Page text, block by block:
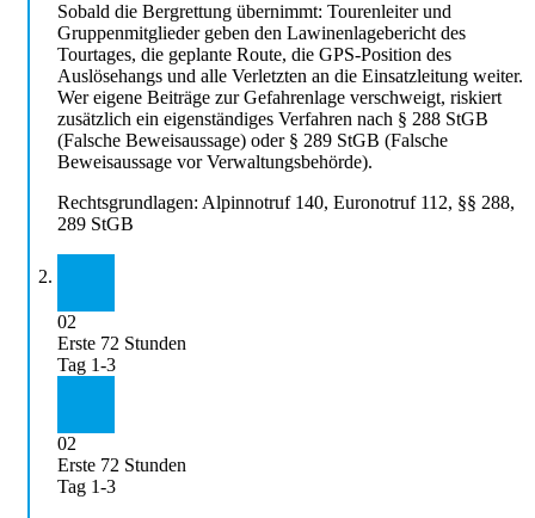
Sobald die Bergrettung übernimmt: Tourenleiter und
Gruppenmitglieder geben den Lawinenlagebericht des
Tourtages, die geplante Route, die GPS-Position des
Auslösehangs und alle Verletzten an die Einsatzleitung weiter.
Wer eigene Beiträge zur Gefahrenlage verschweigt, riskiert
zusätzlich ein eigenständiges Verfahren nach § 288 StGB
(Falsche Beweisaussage) oder § 289 StGB (Falsche
Beweisaussage vor Verwaltungsbehörde).
Rechtsgrundlagen: Alpinnotruf 140, Euronotruf 112, §§ 288,
289 StGB
02
Erste 72 Stunden
Tag 1-3
02
Erste 72 Stunden
Tag 1-3